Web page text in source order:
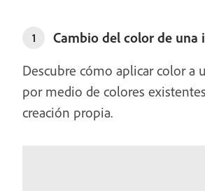
1
Cambio del color de una
Descubre cómo aplicar color a
por medio de colores
creación propia.